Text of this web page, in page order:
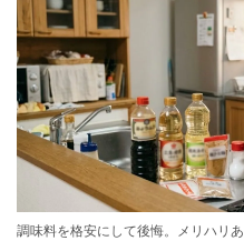
調味料を格安にして後悔。メリハリ